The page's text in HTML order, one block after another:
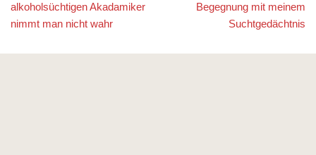
alkoholsüchtigen Akadamiker
nimmt man nicht wahr
Begegnung mit meinem
Suchtgedächtnis